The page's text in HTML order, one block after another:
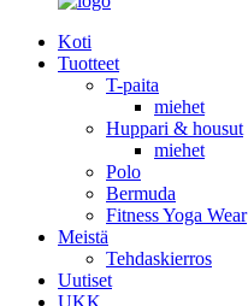
Koti
Tuotteet
T-paita
miehet
Huppari & housut
miehet
Polo
Bermuda
Fitness Yoga Wear
Meistä
Tehdaskierros
Uutiset
UKK